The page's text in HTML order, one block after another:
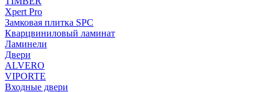
Xpert Pro
Замковая плитка SPC
Кварцвиниловый ламинат
Ламинели
Двери
ALVERO
VIPORTE
Входные двери